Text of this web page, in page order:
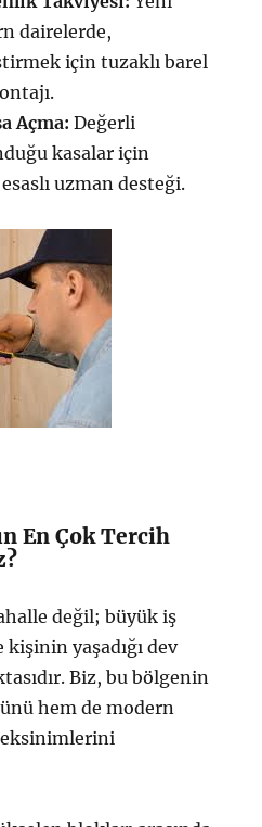
dairelerde,
için tuzaklı barel
Açma: Değerli
kasalar için
uzman desteği.
En Çok Tercih
değil; büyük iş
yaşadığı dev
Biz, bu bölgenin
hem de modern